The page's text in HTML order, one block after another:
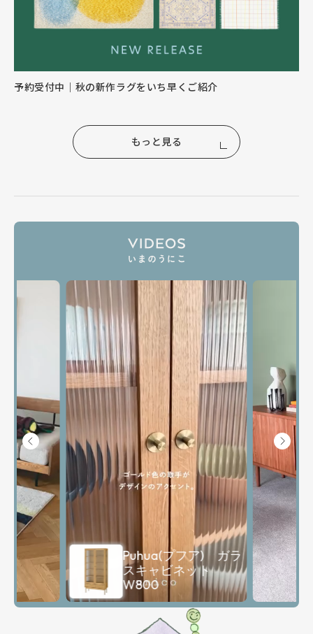
予約受付中｜秋の新作ラグをいち早くご紹介
もっと見る
Demi(デミ) キャビ
ネット W1220